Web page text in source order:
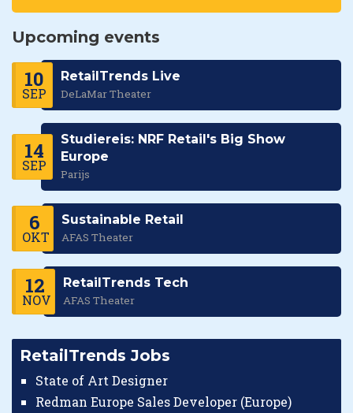
Upcoming events
10
SEP
RetailTrends Live
DeLaMar Theater
14
SEP
Studiereis: NRF Retail's Big Show
Europe
Parijs
6
OKT
Sustainable Retail
AFAS Theater
12
NOV
RetailTrends Tech
AFAS Theater
RetailTrends Jobs
State of Art Designer
Redman Europe Sales Developer (Europe)